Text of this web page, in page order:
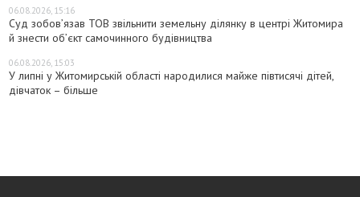
06.08.2026, 15:16
Суд зобов’язав ТОВ звільнити земельну ділянку в центрі Житомира
й знести об’єкт самочинного будівництва
06.08.2026, 15:03
У липні у Житомирській області народилися майже півтисячі дітей,
дівчаток – більше